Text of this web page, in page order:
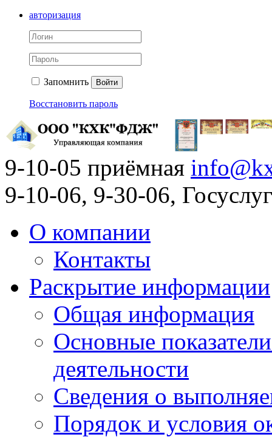
авторизация
Запомнить Войти
Восстановить пароль
9-10-05 приёмная
9-10-06, 9-30-06,
О компании
Контакты
Раскрытие информации
Общая информация
Основные
деятельности
Сведения о
Порядок и условия